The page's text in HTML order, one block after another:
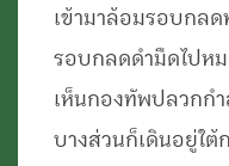
เข้ามาล้อมรอบกล
รอบกลดดำมืดไปห
เห็นกองทัพปลวกก
บางส่วนก็เดินอยู่ใต้